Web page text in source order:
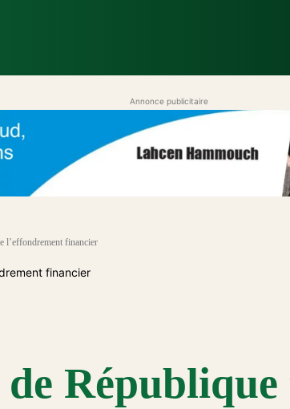
Annonce publicitaire
l’effondrement financier
République